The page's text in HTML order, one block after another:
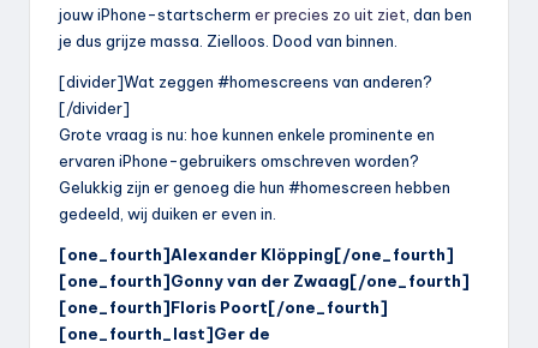
jouw iPhone-startscherm er precies zo uit ziet , dan ben
je dus grijze massa. Zielloos. Dood van binnen.
[divider]Wat zeggen #homescreens van anderen?
[/divider]
Grote vraag is nu: hoe kunnen enkele prominente en
ervaren iPhone-gebruikers omschreven worden?
Gelukkig zijn er genoeg die hun #homescreen hebben
gedeeld, wij duiken er even in.
[one_fourth]Alexander Klöpping[/one_fourth]
[one_fourth]Gonny van der Zwaag[/one_fourth]
[one_fourth]Floris Poort[/one_fourth]
[one_fourth_last]Ger de